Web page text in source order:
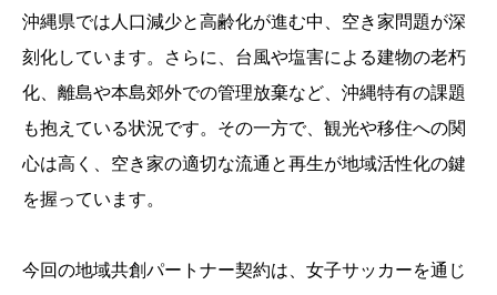
沖縄県では人口減少と高齢化が進む中、空き家問題が深
刻化しています。さらに、台風や塩害による建物の老朽
化、離島や本島郊外での管理放棄など、沖縄特有の課題
も抱えている状況です。その一方で、観光や移住への関
心は高く、空き家の適切な流通と再生が地域活性化の鍵
を握っています。
今回の地域共創パートナー契約は、女子サッカーを通じ